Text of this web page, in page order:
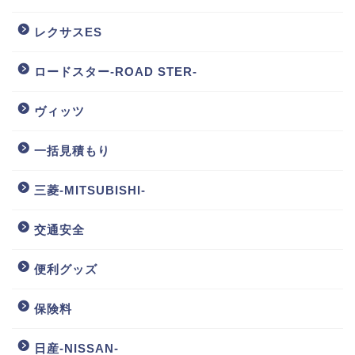
レクサスES
ロードスター-ROAD STER-
ヴィッツ
一括見積もり
三菱-MITSUBISHI-
交通安全
便利グッズ
保険料
日産-NISSAN-